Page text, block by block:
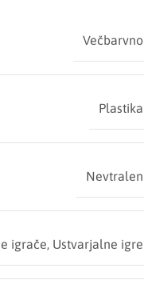
Večbarvno
Plastika
Nevtralen
igrače, Ustvarjalne igre